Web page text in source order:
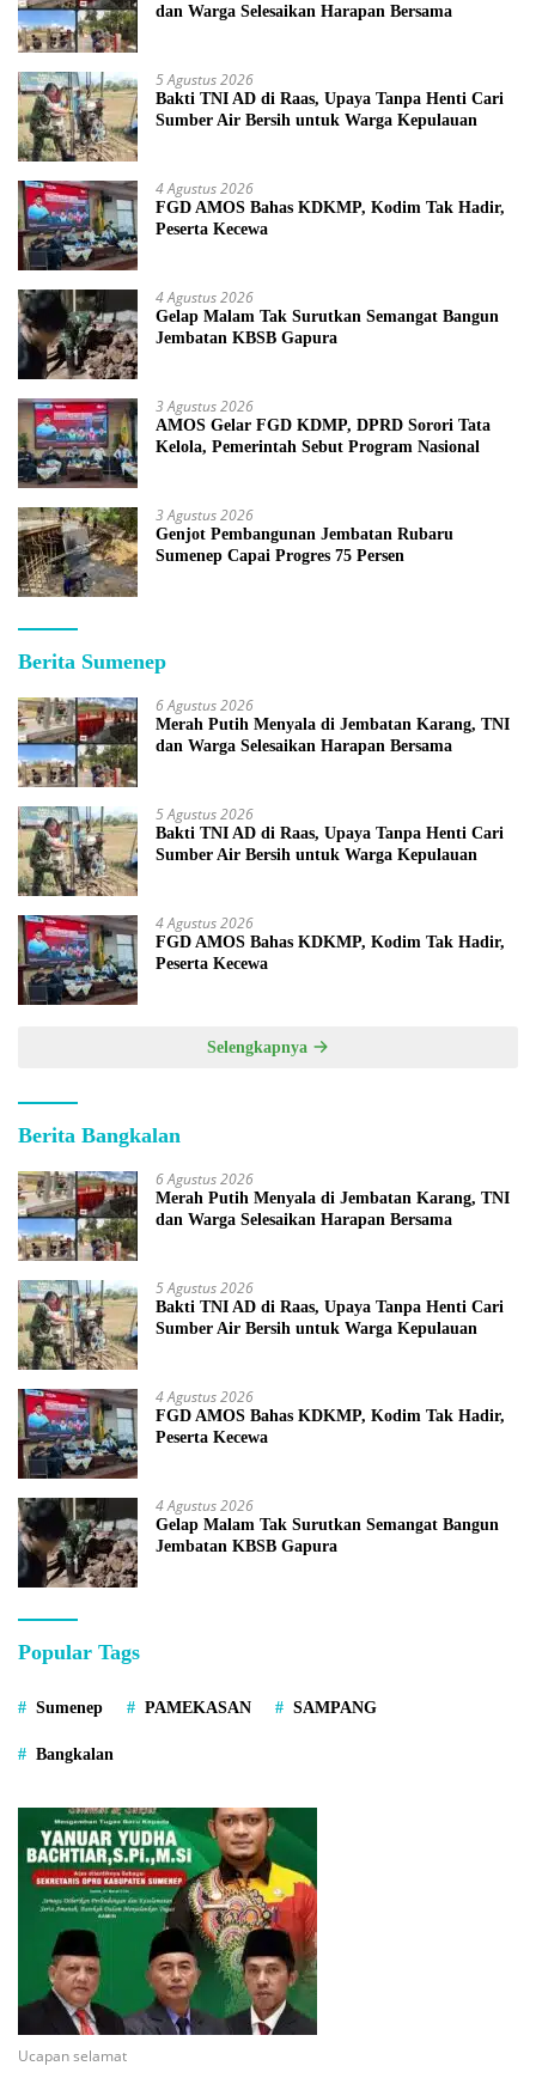
dan Warga Selesaikan Harapan Bersama
5 Agustus 2026
Bakti TNI AD di Raas, Upaya Tanpa Henti Cari
Sumber Air Bersih untuk Warga Kepulauan
4 Agustus 2026
FGD AMOS Bahas KDKMP, Kodim Tak Hadir,
Peserta Kecewa
4 Agustus 2026
Gelap Malam Tak Surutkan Semangat Bangun
Jembatan KBSB Gapura
3 Agustus 2026
AMOS Gelar FGD KDMP, DPRD Sorori Tata
Kelola, Pemerintah Sebut Program Nasional
3 Agustus 2026
Genjot Pembangunan Jembatan Rubaru
Sumenep Capai Progres 75 Persen
Berita Sumenep
6 Agustus 2026
Merah Putih Menyala di Jembatan Karang, TNI
dan Warga Selesaikan Harapan Bersama
5 Agustus 2026
Bakti TNI AD di Raas, Upaya Tanpa Henti Cari
Sumber Air Bersih untuk Warga Kepulauan
4 Agustus 2026
FGD AMOS Bahas KDKMP, Kodim Tak Hadir,
Peserta Kecewa
Selengkapnya
Berita Bangkalan
6 Agustus 2026
Merah Putih Menyala di Jembatan Karang, TNI
dan Warga Selesaikan Harapan Bersama
5 Agustus 2026
Bakti TNI AD di Raas, Upaya Tanpa Henti Cari
Sumber Air Bersih untuk Warga Kepulauan
4 Agustus 2026
FGD AMOS Bahas KDKMP, Kodim Tak Hadir,
Peserta Kecewa
4 Agustus 2026
Gelap Malam Tak Surutkan Semangat Bangun
Jembatan KBSB Gapura
Popular Tags
Sumenep PAMEKASAN SAMPANG
Bangkalan
Ucapan selamat